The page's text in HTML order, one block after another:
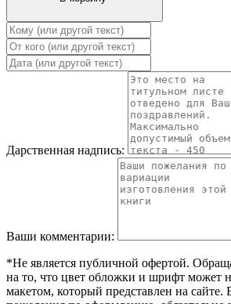
Дарственная надпись:
Ваши комментарии:
*Не является публичной офертой.
на то, что цвет обложки и шрифт может
макетом, который представлен на сайте.